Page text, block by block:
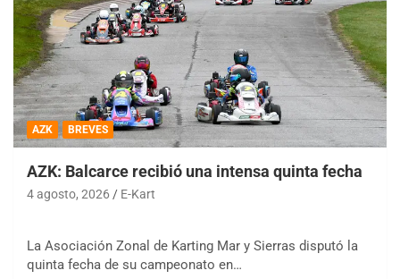
AZK BREVES
AZK: Balcarce recibió una intensa quinta fecha
4 agosto, 2026 E-Kart
La Asociación Zonal de Karting Mar y Sierras disputó la
quinta fecha de su campeonato en…